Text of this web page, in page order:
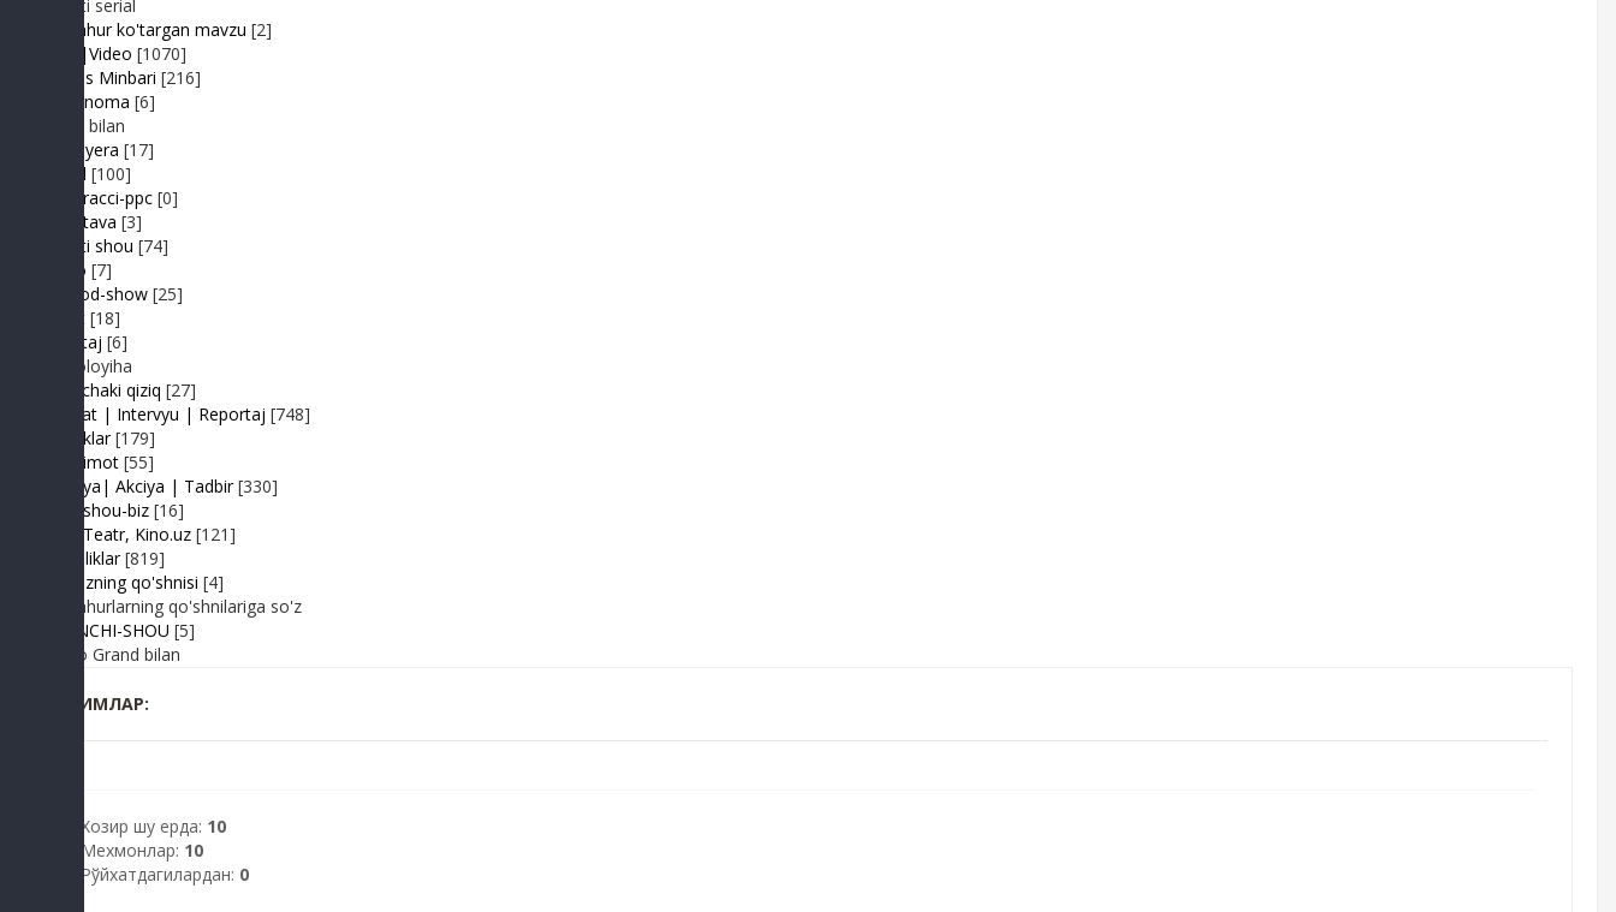
Realiti serial
Mashhur ko'targan mavzu [2]
MP3|Video [1070]
Muhlis Minbari [216]
Ovoznoma [6]
Luiza bilan
Premyera [17]
Prikol [100]
Paparacci-ppc [0]
Podstava [3]
Realiti shou [74]
Retro [7]
Sayyod-show [25]
Sport [18]
Shantaj [6]
Videoloyiha
Shunchaki qiziq [27]
Suhbat | Intervyu | Reportaj [748]
Tabriklar [179]
Taqdimot [55]
Hayriya| Akciya | Tadbir [330]
Turk shou-biz [16]
TV | Teatr, Kino.uz [121]
Yangiliklar [819]
Yulduzning qo'shnisi [4]
Mashhurlarning qo'shnilariga so'z
BIRINCHI-SHOU [5]
Radio Grand bilan
КИМЛАР:
Хозир шу ерда: 10
Мехмонлар: 10
Рўйхатдагилардан: 0